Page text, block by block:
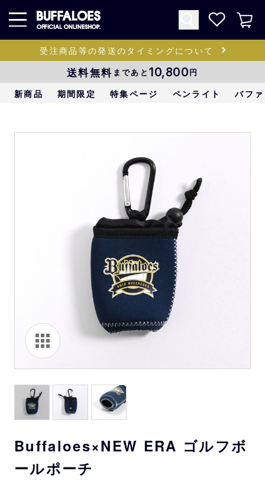
受注商品等の発送のタイミングについて
送料無料 まであと 10,800円
新商品 期間限定 特集ページ ペンライト バフ
Buffaloes×NEW ERA ゴルフボ
ールポーチ